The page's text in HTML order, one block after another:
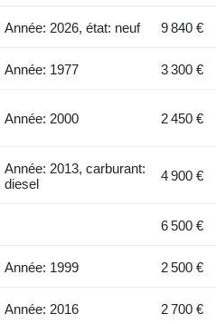
Année: 2026, état: neuf 9 840 €
Année: 1977 3 300 €
Année: 2000 2 450 €
Année: 2013, carburant:
diesel
4 900 €
6 500 €
Année: 1999 2 500 €
Année: 2016 2 700 €